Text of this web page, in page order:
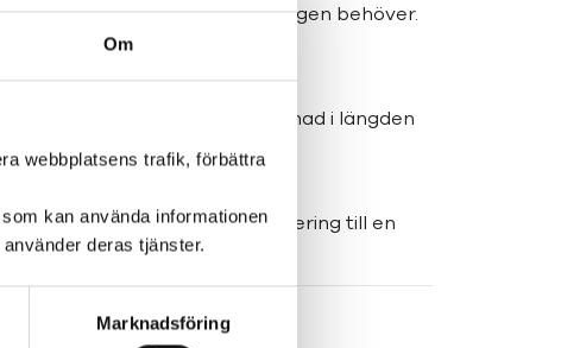
Om
webbplatsens trafik, förbättra
kan använda informationen
deras tjänster.
Marknadsföring
att bara köpa det du verkligen behöver.
innan läggdags, gör stor skillnad i längden
uppgifterna och gör organisering till en